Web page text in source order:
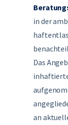
in der
Das
an